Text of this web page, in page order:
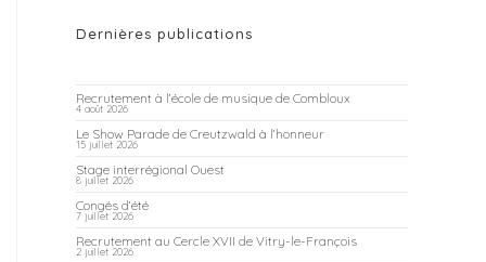
Dernières publications
Recrutement à l’école de musique de Combloux
4 août 2026
Le Show Parade de Creutzwald à l’honneur
15 juillet 2026
Stage interrégional Ouest
8 juillet 2026
Congés d’été
7 juillet 2026
Recrutement au Cercle XVII de Vitry-le-François
2 juillet 2026